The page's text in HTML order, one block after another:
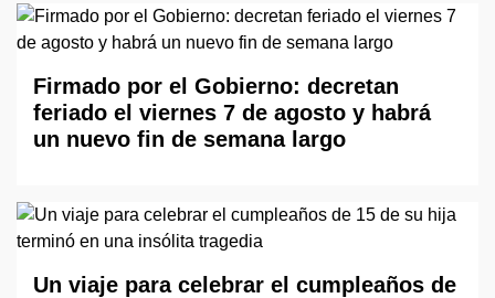
Firmado por el Gobierno: decretan
feriado el viernes 7 de agosto y habrá
un nuevo fin de semana largo
Un viaje para celebrar el cumpleaños de